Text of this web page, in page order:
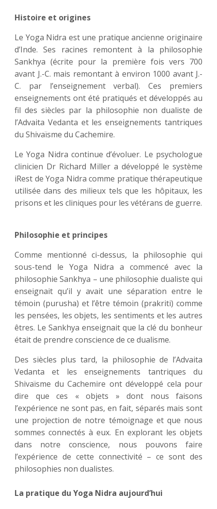
Histoire et origines
Le Yoga Nidra est une pratique ancienne originaire
d’Inde. Ses racines remontent à la philosophie
Sankhya (écrite pour la première fois vers 700
avant J.-C. mais remontant à environ 1000 avant J.-
C. par l’enseignement verbal). Ces premiers
enseignements ont été pratiqués et développés au
fil des siècles par la philosophie non dualiste de
l’Advaita Vedanta et les enseignements tantriques
du Shivaïsme du Cachemire.
Le Yoga Nidra continue d’évoluer. Le psychologue
clinicien Dr Richard Miller a développé le système
iRest de Yoga Nidra comme pratique thérapeutique
utilisée dans des milieux tels que les hôpitaux, les
prisons et les cliniques pour les vétérans de guerre.
Philosophie et principes
Comme mentionné ci-dessus, la philosophie qui
sous-tend le Yoga Nidra a commencé avec la
philosophie Sankhya – une philosophie dualiste qui
enseignait qu’il y avait une séparation entre le
témoin (purusha) et l’être témoin (prakriti) comme
les pensées, les objets, les sentiments et les autres
êtres. Le Sankhya enseignait que la clé du bonheur
était de prendre conscience de ce dualisme.
Des siècles plus tard, la philosophie de l’Advaita
Vedanta et les enseignements tantriques du
Shivaïsme du Cachemire ont développé cela pour
dire que ces « objets » dont nous faisons
l’expérience ne sont pas, en fait, séparés mais sont
une projection de notre témoignage et que nous
sommes connectés à eux. En explorant les objets
dans notre conscience, nous pouvons faire
l’expérience de cette connectivité – ce sont des
philosophies non dualistes.
La pratique du Yoga Nidra aujourd’hui